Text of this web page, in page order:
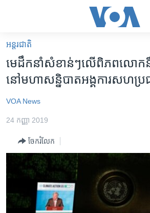
គេហទំព័រ​
ទាក់ទង
និង​
ទំព័រ​
រំលង​
ចូល​
កម្ពុជា
អន្តរជាតិ
ហេឡូវីអូអេ
កម្ពុជាច្នៃប្រតិដ្ឋ
ព្រឹត្តិការណ៍ព័ត៌មាន
ទូរទស្សន៍ / វីដេអូ​
វិទ្យុ / ផតខាសថ៍
អន្តរជាតិ
មេដឹកនាំ​សំខាន់ៗ​លើ​ពិភពលោក​នឹ
នៅ​មហាសន្និបាត​អង្គការ​សហប្រ
VOA News
24 កញ្ញា 2019
ចែករំលែក